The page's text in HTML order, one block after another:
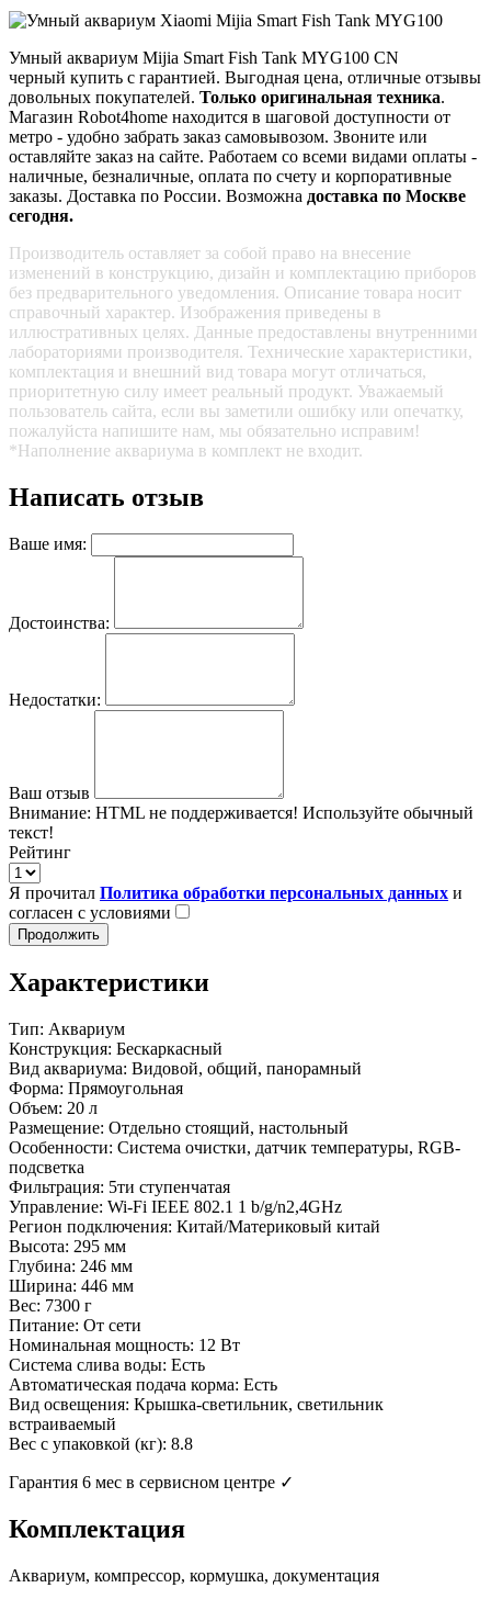
Умный аквариум Mijia Smart Fish Tank MYG100 CN
черный купить с гарантией. Выгодная цена, отличные отзывы
довольных покупателей. Только оригинальная техника.
Магазин Robot4home находится в шаговой доступности от
метро - удобно забрать заказ самовывозом. Звоните или
оставляйте заказ на сайте. Работаем со всеми видами оплаты -
наличные, безналичные, оплата по счету и корпоративные
заказы. Доставка по России. Возможна доставка по Москве
сегодня.
Производитель оставляет за собой право на внесение
изменений в конструкцию, дизайн и комплектацию приборов
без предварительного уведомления. Описание товара носит
справочный характер. Изображения приведены в
иллюстративных целях. Данные предоставлены внутренними
лабораториями производителя. Технические характеристики,
комплектация и внешний вид товара могут отличаться,
приоритетную силу имеет реальный продукт. Уважаемый
пользователь сайта, если вы заметили ошибку или опечатку,
пожалуйста напишите нам, мы обязательно исправим!
*Наполнение аквариума в комплект не входит.
Написать отзыв
Ваше имя:
Достоинства:
Недостатки:
Ваш отзыв
Внимание: HTML не поддерживается! Используйте обычный
текст!
Рейтинг
Я прочитал Политика обработки персональных данных и
согласен с условиями
Продолжить
Характеристики
Тип: Аквариум
Конструкция: Бескаркасный
Вид аквариума: Видовой, общий, панорамный
Форма: Прямоугольная
Объем: 20 л
Размещение: Отдельно стоящий, настольный
Особенности: Система очистки, датчик температуры, RGB-
подсветка
Фильтрация: 5ти ступенчатая
Управление: Wi-Fi IEEE 802.1 1 b/g/n2,4GHz
Регион подключения: Китай/Материковый китай
Высота: 295 мм
Глубина: 246 мм
Ширина: 446 мм
Вес: 7300 г
Питание: От сети
Номинальная мощность: 12 Вт
Система слива воды: Есть
Автоматическая подача корма: Есть
Вид освещения: Крышка-светильник, светильник
встраиваемый
Вес с упаковкой (кг): 8.8
Гарантия 6 мес в сервисном центре ✓
Комплектация
Аквариум, компрессор, кормушка, документация